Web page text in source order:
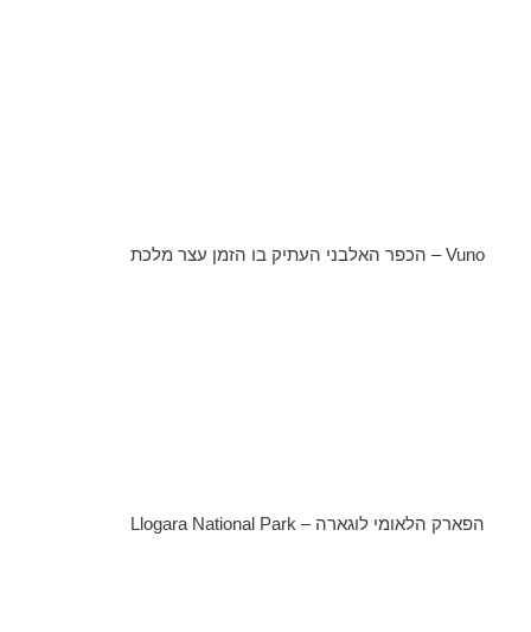
Vuno – הכפר האלבני העתיק בו הזמן עצר מלכת
הפארק הלאומי לוגארה – Llogara National Park